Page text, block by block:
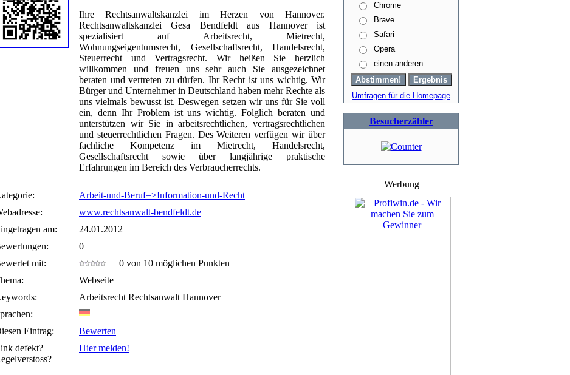
Ihre Rechtsanwaltskanzlei im Herzen von Hannover.
Rechtsanwaltskanzlei Gesa Bendfeldt aus Hannover ist
spezialisiert auf Arbeitsrecht, Mietrecht,
Wohnungseigentumsrecht, Gesellschaftsrecht, Handelsrecht,
Steuerrecht und Vertragsrecht. Wir heißen Sie herzlich
willkommen und freuen uns sehr auch Sie ausgezeichnet
beraten und vertreten zu dürfen. Ihr Recht ist uns wichtig. Wir
Bürger und Unternehmer in Deutschland haben mehr Rechte als
uns vielmals bewusst ist. Deswegen setzen wir uns für Sie voll
ein, denn Ihr Problem ist uns wichtig. Folglich beraten und
unterstützen wir Sie in arbeitsrechtlichen, vertragsrechtlichen
und steuerrechtlichen Fragen. Des Weiteren verfügen wir über
fachliche Kompetenz im Mietrecht, Handelsrecht,
Gesellschaftsrecht sowie über langjährige praktische
Erfahrungen im Bereich des Verbraucherrechts.
Arbeit-und-Beruf=>Information-und-Recht
www.rechtsanwalt-bendfeldt.de
am:
24.01.2012
0
mit:
0 von 10 möglichen Punkten
Webseite
Arbeitsrecht Rechtsanwalt Hannover
Eintrag:
Bewerten
defekt?
Hier melden!
Chrome
Brave
Safari
Opera
einen anderen
Umfragen für die Homepage
Besucherzähler
Werbung